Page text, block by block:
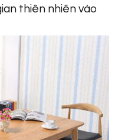
thiên nhiên vào